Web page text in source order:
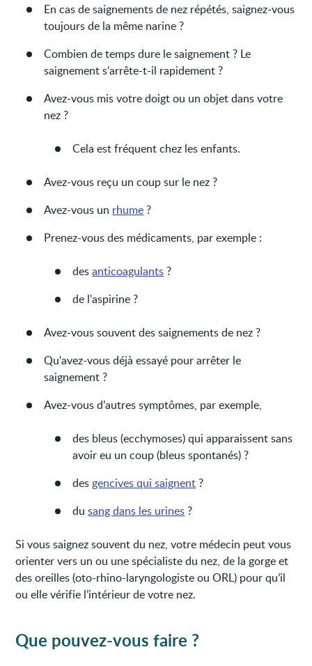
En cas de saignements de nez répétés, saignez-vous
toujours de la même narine ?
Combien de temps dure le saignement ? Le
saignement s’arrête-t-il rapidement ?
Avez-vous mis votre doigt ou un objet dans votre
nez ?
Cela est fréquent chez les enfants.
Avez-vous reçu un coup sur le nez ?
Avez-vous un rhume ?
Prenez-vous des médicaments, par exemple :
desanticoagulants ?
de l'aspirine ?
Avez-vous souvent des saignements de nez ?
Qu'avez-vous déjà essayé pour arrêter le
saignement ?
Avez-vous d’autres symptômes, par exemple,
des bleus (ecchymoses) qui apparaissent sans
avoir eu un coup (bleus spontanés) ?
des gencives qui saignent ?
dusang dans les urines ?
Si vous saignez souvent du nez, votre médecin peut vous
orienter vers un ou une spécialiste du nez, de la gorge et
des oreilles (oto-rhino-laryngologiste ou ORL) pour qu’il
ou elle vérifie l’intérieur de votre nez.
Que pouvez-vous faire ?